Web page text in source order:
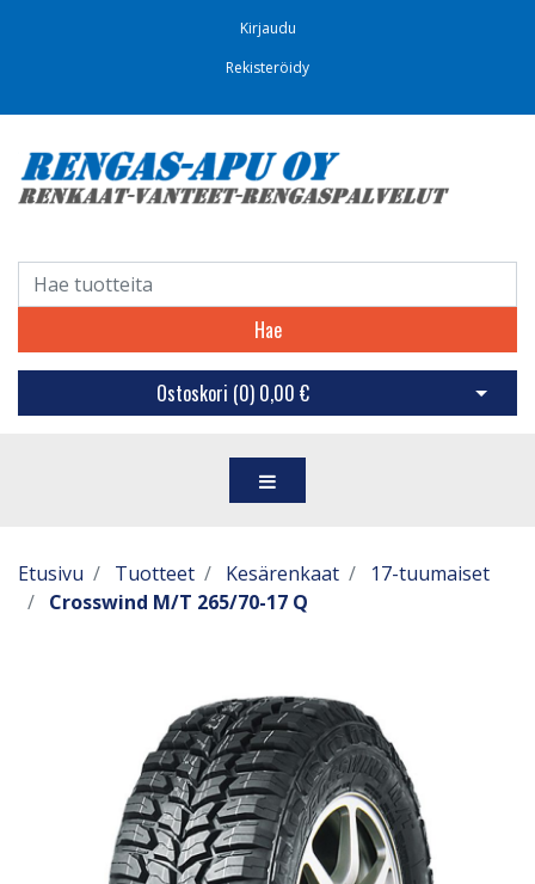
Kirjaudu
Rekisteröidy
Hae
Ostoskori (0) 0,00 € Avaa
Etusivu Tuotteet Kesärenkaat
17-tuumaiset
Crosswind M/T 265/70-17 Q